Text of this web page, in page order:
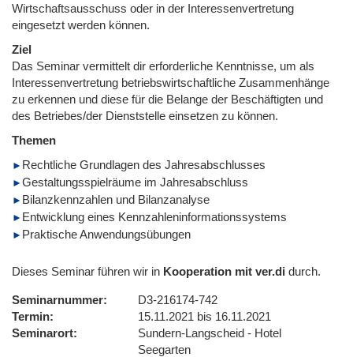
Wirtschaftsausschuss oder in der Interessenvertretung
eingesetzt werden können.
Ziel
Das Seminar vermittelt dir erforderliche Kenntnisse, um als
Interessenvertretung betriebswirtschaftliche Zusammenhänge
zu erkennen und diese für die Belange der Beschäftigten und
des Betriebes/der Dienststelle einsetzen zu können.
Themen
Rechtliche Grundlagen des Jahresabschlusses
Gestaltungsspielräume im Jahresabschluss
Bilanzkennzahlen und Bilanzanalyse
Entwicklung eines Kennzahleninformationssystems
Praktische Anwendungsübungen
Dieses Seminar führen wir in Kooperation mit ver.di durch.
Seminarnummer
D3-216174-742
Termin
15.11.2021 bis 16.11.2021
Seminarort
Sundern-Langscheid - Hotel
Seegarten